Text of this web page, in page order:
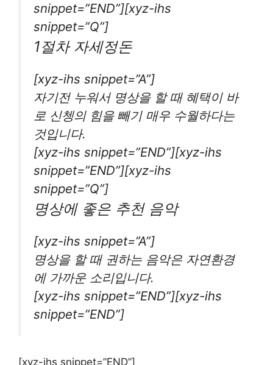
snippet=”END”][xyz-ihs
snippet=”Q”]
1절차 자세정돈
[xyz-ihs snippet=”A”]
자기전 누워서 명상을 할 때 혜택이 바
로 신쳉의 힘을 빼기 매우 수월하다는
것입니다.
[xyz-ihs snippet=”END”][xyz-ihs
snippet=”END”][xyz-ihs
snippet=”Q”]
명상에 좋은 추천 음악
[xyz-ihs snippet=”A”]
명상을 할 때 권하는 음악은 자연환경
에 가까운 소리입니다.
[xyz-ihs snippet=”END”][xyz-ihs
snippet=”END”]
[xyz-ihs snippet=”END”]